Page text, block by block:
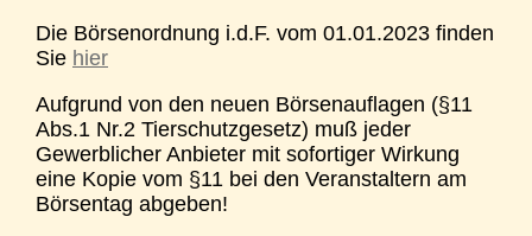
Die Börsenordnung i.d.F. vom 01.01.2023 finden
Sie hier
Aufgrund von den neuen Börsenauflagen (§11
Abs.1 Nr.2 Tierschutzgesetz) muß jeder
Gewerblicher Anbieter mit sofortiger Wirkung
eine Kopie vom §11 bei den Veranstaltern am
Börsentag abgeben!